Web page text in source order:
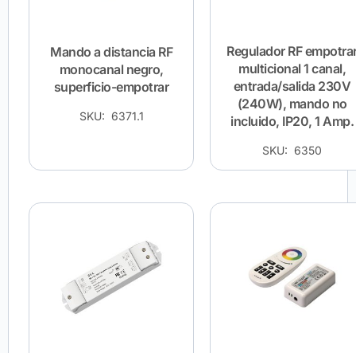
Mando a distancia RF
monocanal negro,
superficio-empotrar
SKU: 6371.1
Regulador RF
multicional 1 canal,
entrada/salida 230V
(240W), mando no
incluido, IP20, 1 Amp.
SKU: 6350